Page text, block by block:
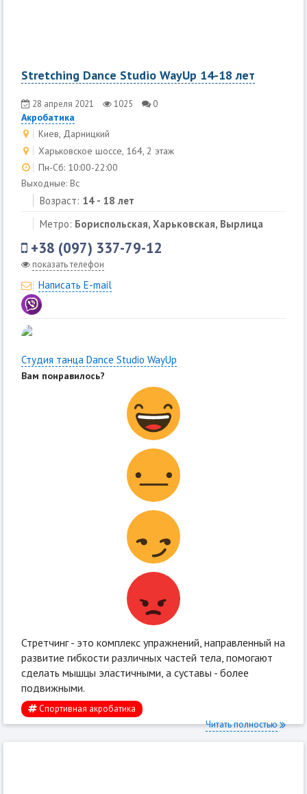
Stretching Dance Studio WayUp 14-18 лет
28 апреля 2021 1025 0
Акробатика
Киев, Дарницкий
Харьковское шоссе, 164, 2 этаж
Пн-Сб: 10:00-22:00
Выходные: Вс
Возраст: 14 - 18 лет
Метро: Бориспольская, Харьковская, Вырлица
+38 (097) 337-79-12
показать телефон
Написать E-mail
Студия танца Dance Studio WayUp
Вам понравилось?
Стретчинг - это комплекс упражнений, направленный на
развитие гибкости различных частей тела, помогают
сделать мышцы эластичными, а суставы - более
подвижными.
Спортивная акробатика
Читать полностью